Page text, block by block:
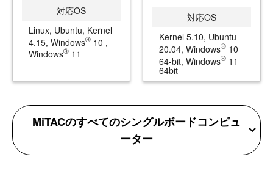
対応OS
Linux, Ubuntu, Kernel
4.15, Windows® 10 ,
Windows® 11
対応OS
Kernel 5.10, Ubuntu
20.04, Windows® 10
64-bit, Windows® 11
64bit
MiTACのすべてのシングルボードコンピュ
ーター